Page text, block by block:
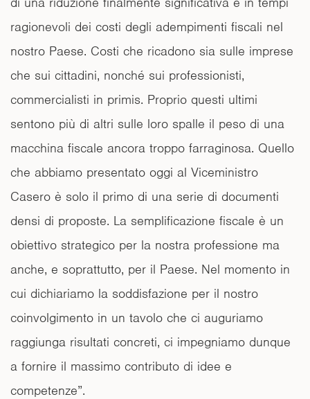
ragionevoli dei costi degli adempimenti fiscali nel
nostro Paese. Costi che ricadono sia sulle imprese
che sui cittadini, nonché sui professionisti,
commercialisti in primis. Proprio questi ultimi
sentono più di altri sulle loro spalle il peso di una
macchina fiscale ancora troppo farraginosa. Quello
che abbiamo presentato oggi al Viceministro
Casero è solo il primo di una serie di documenti
densi di proposte. La semplificazione fiscale è un
obiettivo strategico per la nostra professione ma
anche, e soprattutto, per il Paese. Nel momento in
cui dichiariamo la soddisfazione per il nostro
coinvolgimento in un tavolo che ci auguriamo
raggiunga risultati concreti, ci impegniamo dunque
a fornire il massimo contributo di idee e
competenze”.